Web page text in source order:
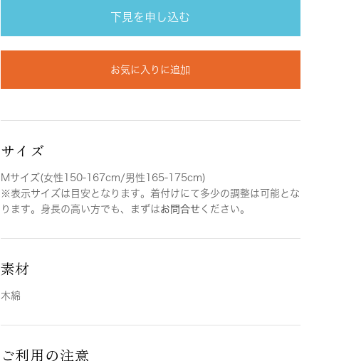
下見を申し込む
お気に入りに追加
サイズ
Mサイズ(女性150-167cm/男性165-175cm)
※表示サイズは目安となります。着付けにて多少の調整は可能とな
ります。身長の高い方でも、まずはお問合せ ください。
素材
木綿
ご利用の注意